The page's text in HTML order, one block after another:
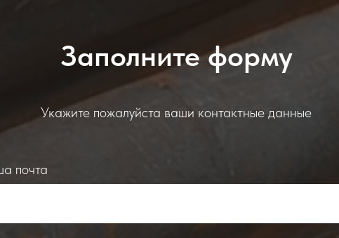
Заполните форму
Укажите пожалуйста ваши контактные данные
почта